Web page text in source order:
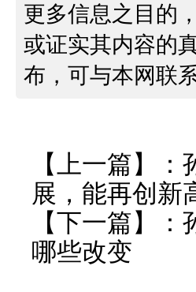
更多信息之目的
或证实其内容的
布，可与本网联
【上一篇】：
展，能再创新
【下一篇】：
哪些改变